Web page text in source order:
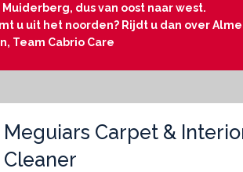
dus van oost naar west.
u uit het noorden? Rijdt u dan over
Team Cabrio Care
Meguiars Carpet &
Cleaner